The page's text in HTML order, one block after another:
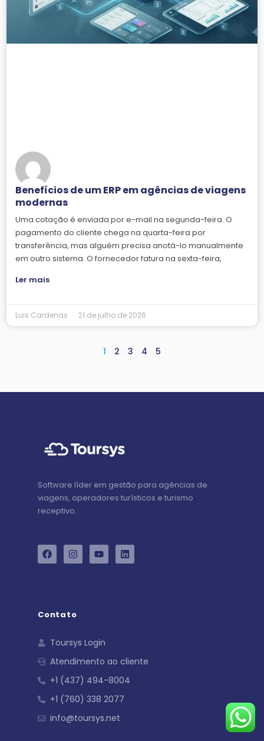
Benefícios de um ERP em agências de viagens
modernas
Uma cotação é enviada por e-mail na segunda-feira. O
pagamento do cliente chega na quarta-feira por
transferência, mas alguém precisa anotá-lo manualmente
em outro sistema. O fornecedor fatura na sexta-feira,
Ler mais
Luis Cardenas 21 de julho de 2026
1 2 3 4 5
Software líder em gestão para agências de
viagens, operadores turísticos e turismo
receptivo.
Contato
Toursys Login
Atendimento ao cliente
+1 (437) 494-8004
+1 (760) 338 2077
info@toursys.net